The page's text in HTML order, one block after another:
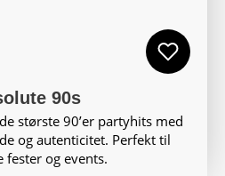
90s
største 90’er partyhits med
og autenticitet. Perfekt til
fester og events.